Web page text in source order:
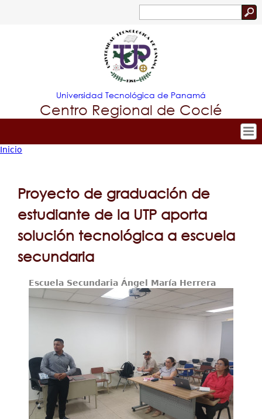
Jump to navigation
de
búsqueda
Universidad Tecnológica de Panamá
Centro Regional de Coclé
Tropical
Principal
Admisión
Investigación y Desarrollo
Estudiantes
Servicios
Proyectos
está
Inicio
Proyecto de graduación de
estudiante de la UTP aporta
solución tecnológica a escuela
secundaria
Escuela Secundaria Ángel María Herrera